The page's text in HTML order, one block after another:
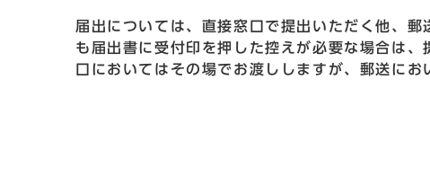
届出については、直接窓口で提出いただく他、
も届出書に受付印を押した控えが必要な場合は
口においてはその場でお渡ししますが、郵送に